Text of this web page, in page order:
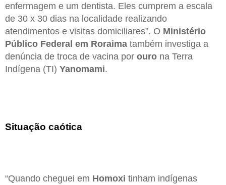
enfermagem e um dentista. Eles cumprem a escala
de 30 x 30 dias na localidade realizando
atendimentos e visitas domiciliares”. O Ministério
Público Federal em Roraima também investiga a
denúncia de troca de vacina por ouro na Terra
Indígena (TI) Yanomami.
Situação caótica
“Quando cheguei em Homoxi tinham indígenas